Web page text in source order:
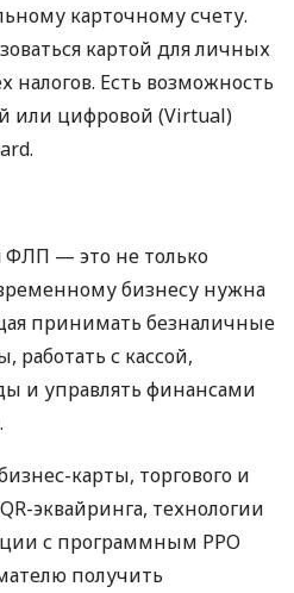
карточному счету.
картой для личных
налогов. Есть возможность
или цифровой (Virtual)
ФЛП — это не только
бизнесу нужна
принимать безналичные
работать с кассой,
и управлять финансами
карты, торгового и
эквайринга, технологии
с программным РРО
получить